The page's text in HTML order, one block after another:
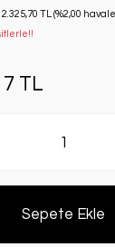
2.325,70 TL (%2,00
TL
Sepete Ekle